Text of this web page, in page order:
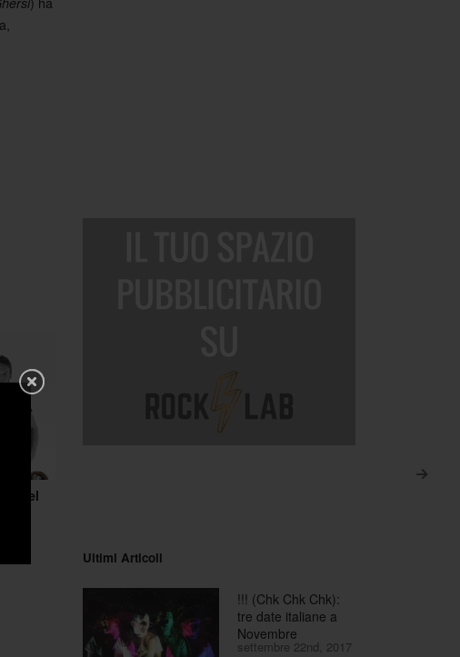
>
del
Ultimi Articoli
!!! (Chk Chk Chk):
tre date italiane a
Novembre
settembre 22nd, 2017